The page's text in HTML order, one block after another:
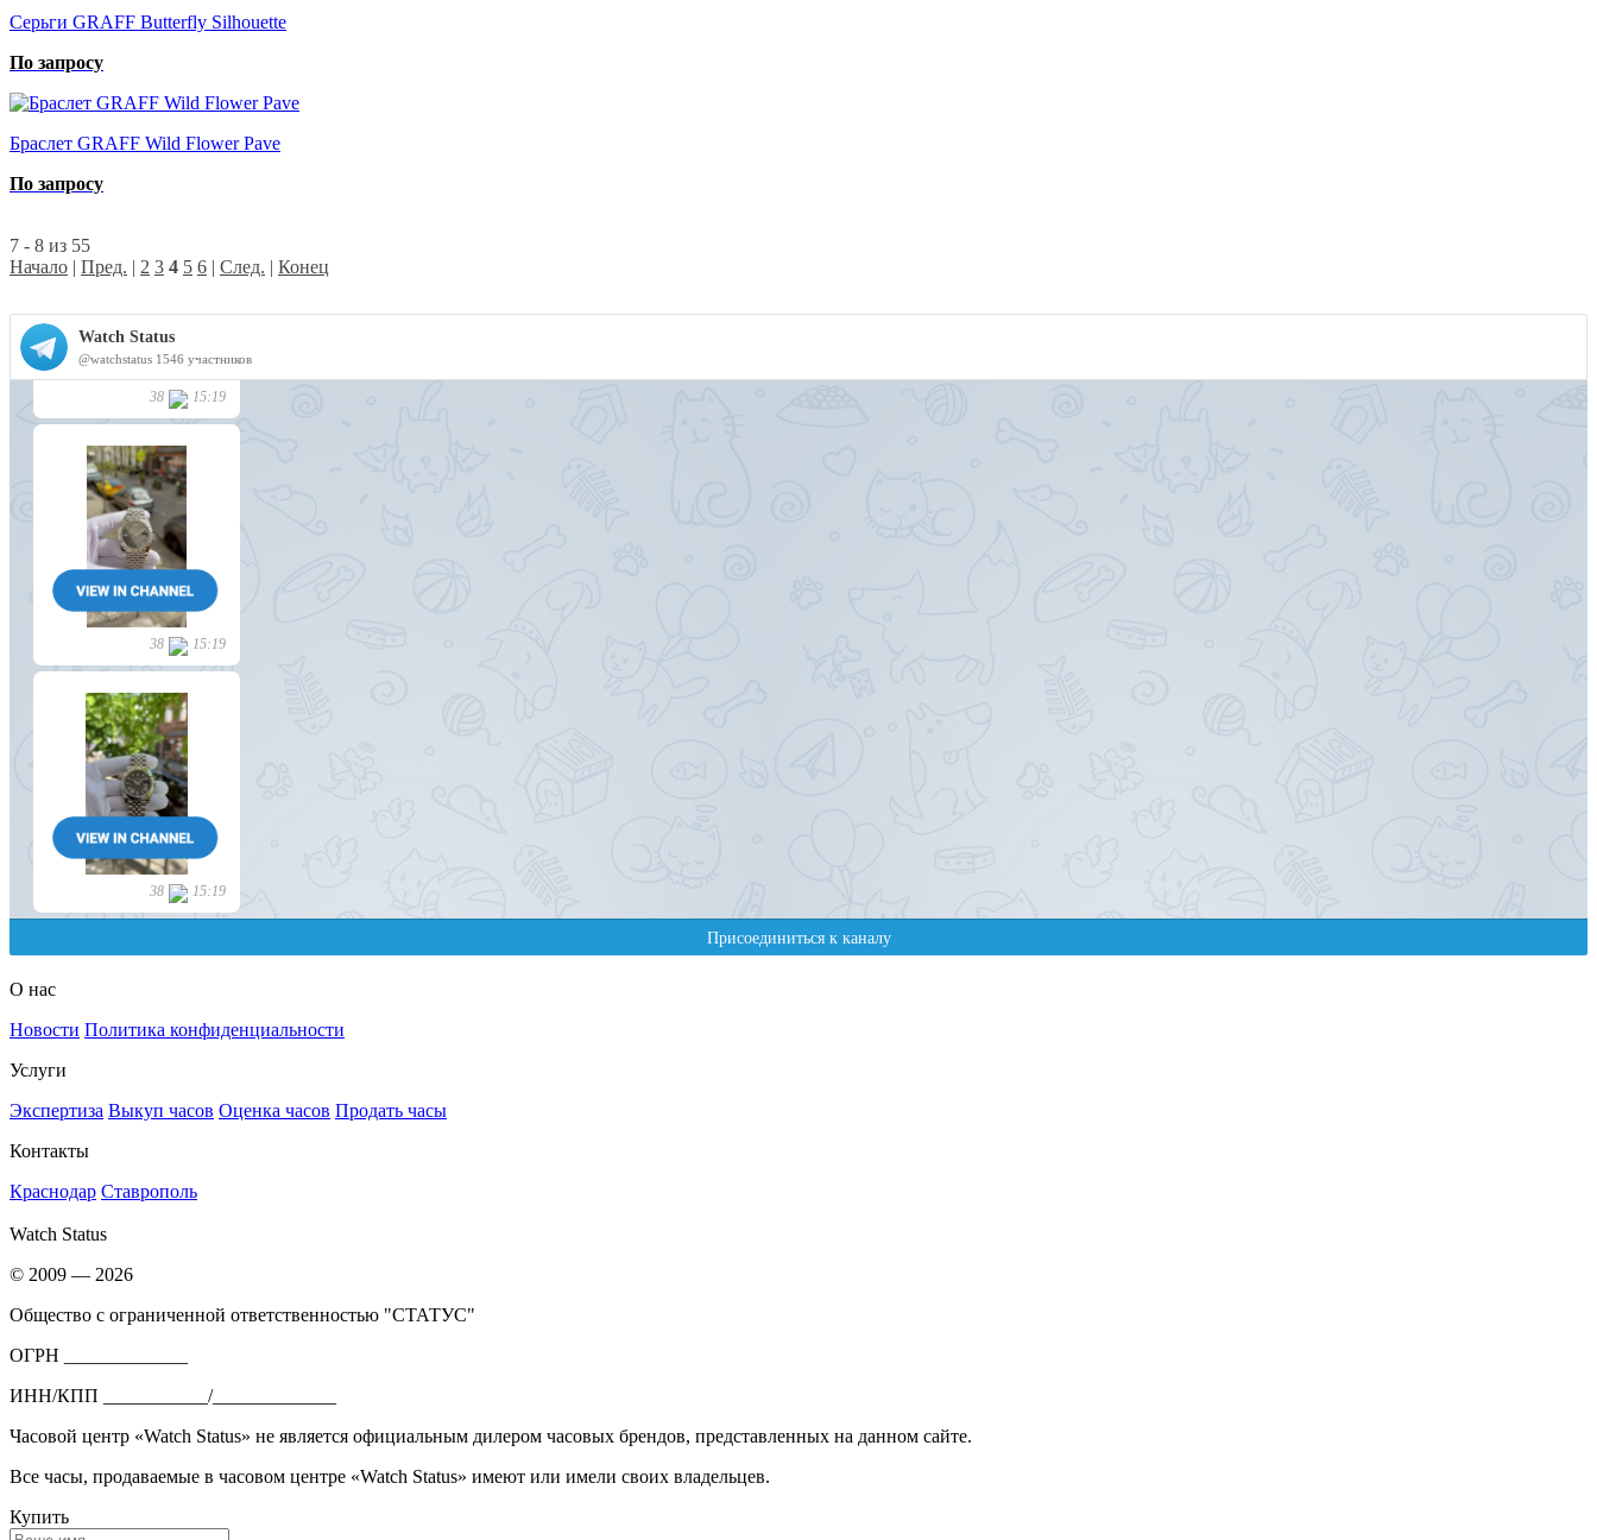
Серьги GRAFF Butterfly Silhouette
По запросу
Браслет GRAFF Wild Flower Pave
По запросу
7 - 8 из 55
Начало | Пред. | 2 3 4 5 6 | След. | Конец
О нас
Новости Политика конфиденциальности
Услуги
Экспертиза Выкуп часов Оценка часов Продать часы
Контакты
Краснодар Ставрополь
Watch Status
© 2009 — 2026
Общество с ограниченной ответственностью "СТАТУС"
ОГРН _____________
ИНН/КПП ___________/_____________
Часовой центр «Watch Status» не является официальным дилером часовых брендов, представленных на данном сайте.
Все часы, продаваемые в часовом центре «Watch Status» имеют или имели своих владельцев.
Купить